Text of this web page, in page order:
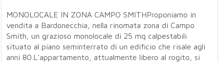
MONOLOCALE IN ZONA CAMPO SMITHProponiamo in
vendita a Bardonecchia, nella rinomata zona di Campo
Smith, un grazioso monolocale di 25 mq calpestabili
situato al piano seminterrato di un edificio che risale agli
anni 80.L'appartamento, attualmente libero al rogito, si